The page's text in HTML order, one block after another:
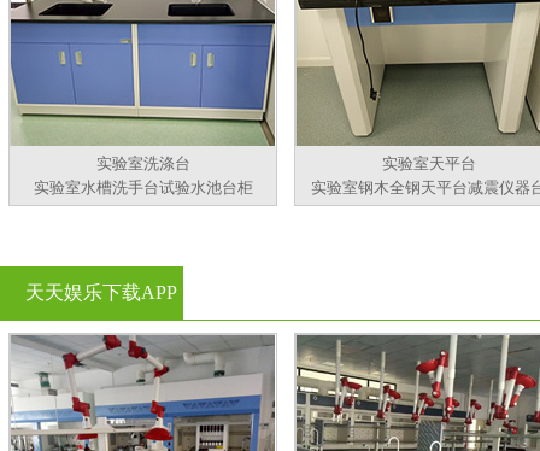
实验室洗涤台
实验室水槽洗手台试验水池台柜
实验室天平台
实验室钢木全钢天平台减震仪器
天天娱乐下载APP
官方看黄片